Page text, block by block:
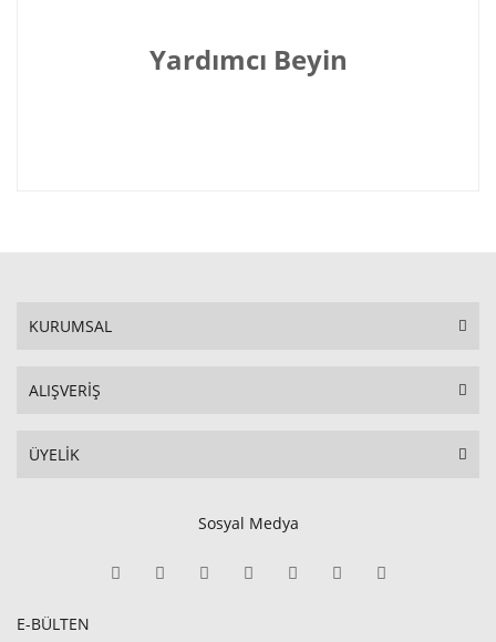
Yardımcı Beyin
KURUMSAL
ALIŞVERİŞ
ÜYELİK
Sosyal Medya
E-BÜLTEN